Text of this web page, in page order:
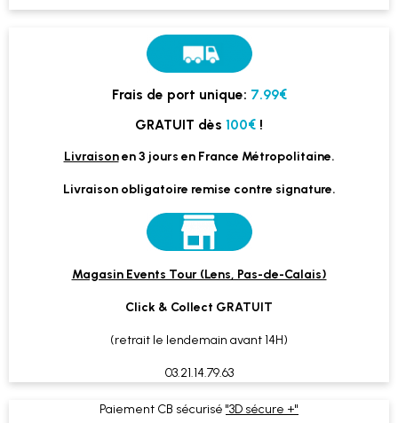
Frais de port unique: 7.99€
GRATUIT dès 100€ !
Livraisonen 3 jours en France Métropolitaine.
Livraison obligatoire remise contre signature.
Magasin Events Tour (Lens, Pas-de-Calais)
Click & Collect GRATUIT
(retrait le lendemain avant 14H)
03.21.14.79.63
Paiement CB sécurisé "3D sécure +"